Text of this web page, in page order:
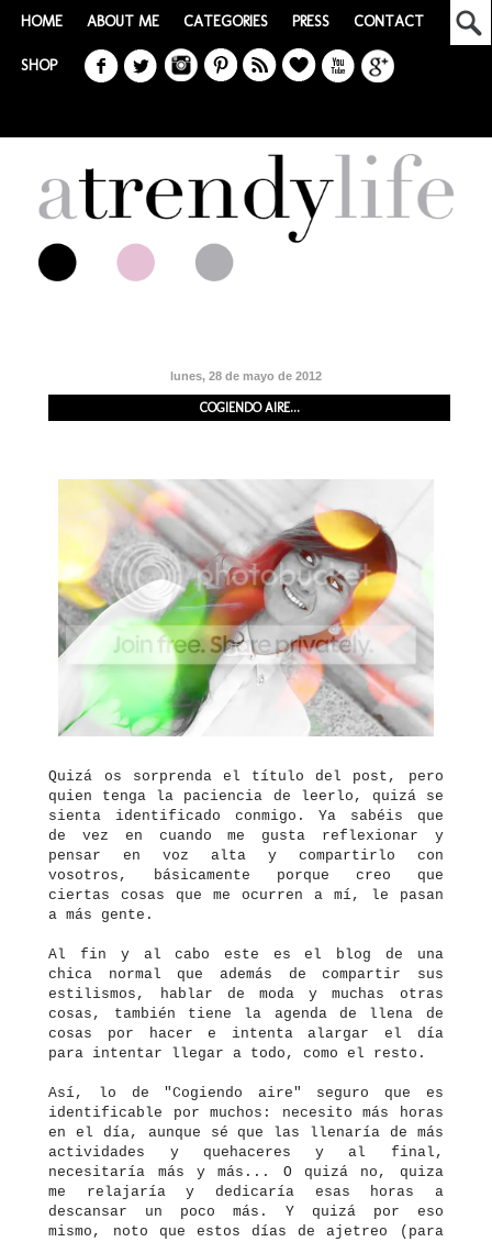
HOME ABOUT ME CATEGORIES PRESS CONTACT
SHOP
lunes, 28 de mayo de 2012
COGIENDO AIRE...
Quizá os sorprenda el título del post, pero
quien tenga la paciencia de leerlo, quizá se
sienta identificado conmigo. Ya sabéis que
de vez en cuando me gusta reflexionar y
pensar en voz alta y compartirlo con
vosotros, básicamente porque creo que
ciertas cosas que me ocurren a mí, le pasan
a más gente.
Al fin y al cabo este es el blog de una
chica normal que además de compartir sus
estilismos, hablar de moda y muchas otras
cosas, también tiene la agenda de llena de
cosas por hacer e intenta alargar el día
para intentar llegar a todo, como el resto.
Así, lo de "Cogiendo aire" seguro que es
identificable por muchos: necesito más horas
en el día, aunque sé que las llenaría de más
actividades y quehaceres y al final,
necesitaría más y más... O quizá no, quiza
me relajaría y dedicaría esas horas a
descansar un poco más. Y quizá por eso
mismo, noto que estos días de ajetreo (para